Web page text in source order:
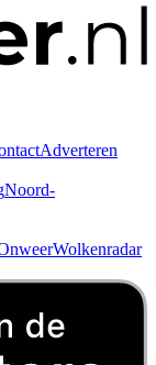
Adverteren
Noord-
Wolkenradar